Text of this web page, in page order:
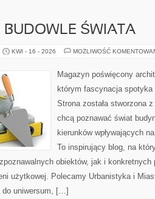
BUDOWLE ŚWIATA
KWI - 16 - 2026 MOŻLIWOŚĆ
Magazyn poświęcony
którym fascynacja
Strona została stworzona
chcą poznawać świat
kierunków wpływających
To inspirujący blog, na
obiektów, jak i konkretnych
użytkowej. Polecamy Urbanistyka i
do uniwersum, […]